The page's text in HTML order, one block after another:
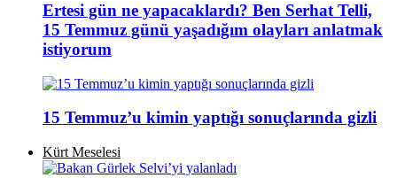
Ertesi gün ne yapacaklardı? Ben Serhat Telli,
15 Temmuz günü yaşadığım olayları anlatmak
istiyorum
15 Temmuz’u kimin yaptığı sonuçlarında gizli
Kürt Meselesi